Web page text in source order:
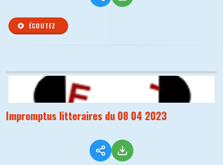
ÉCOUTEZ
Impromptus litteraires du 08 04 2023